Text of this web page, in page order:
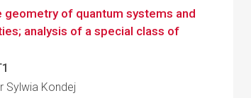
geometry of quantum systems and
analysis of a special class of
Sylwia Kondej